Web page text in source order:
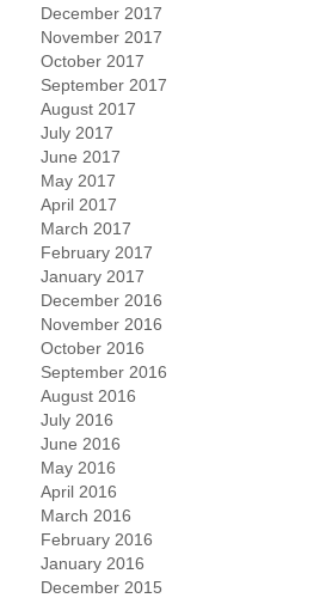
December 2017
November 2017
October 2017
September 2017
August 2017
July 2017
June 2017
May 2017
April 2017
March 2017
February 2017
January 2017
December 2016
November 2016
October 2016
September 2016
August 2016
July 2016
June 2016
May 2016
April 2016
March 2016
February 2016
January 2016
December 2015